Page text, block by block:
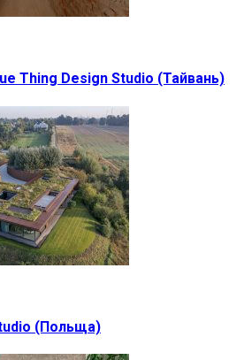
Thing Design Studio (Тайвань)
(Польща)